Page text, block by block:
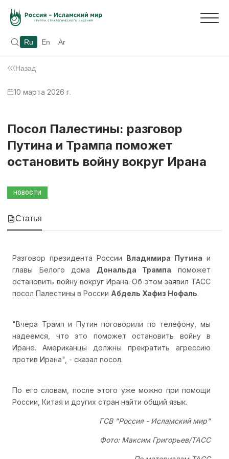
Ru En Ar
Назад
10 марта 2026 г.
Посол Палестины: разговор
Путина и Трампа поможет
остановить войну вокруг Ирана
НОВОСТИ
Статья
Разговор президента России Владимира Путина и
главы Белого дома Дональда Трампа поможет
остановить войну вокруг Ирана. Об этом заявил ТАСС
посол Палестины в России Абдель Хафиз Нофаль.
"Вчера Трамп и Путин поговорили по телефону, мы
надеемся, что это поможет остановить войну в
Иране. Американцы должны прекратить агрессию
против Ирана", - сказал посол.
По его словам, после этого уже можно при помощи
России, Китая и других стран найти общий язык.
ГСВ "Россия - Исламский мир"
Фото: Максим Григорьев/ТАСС